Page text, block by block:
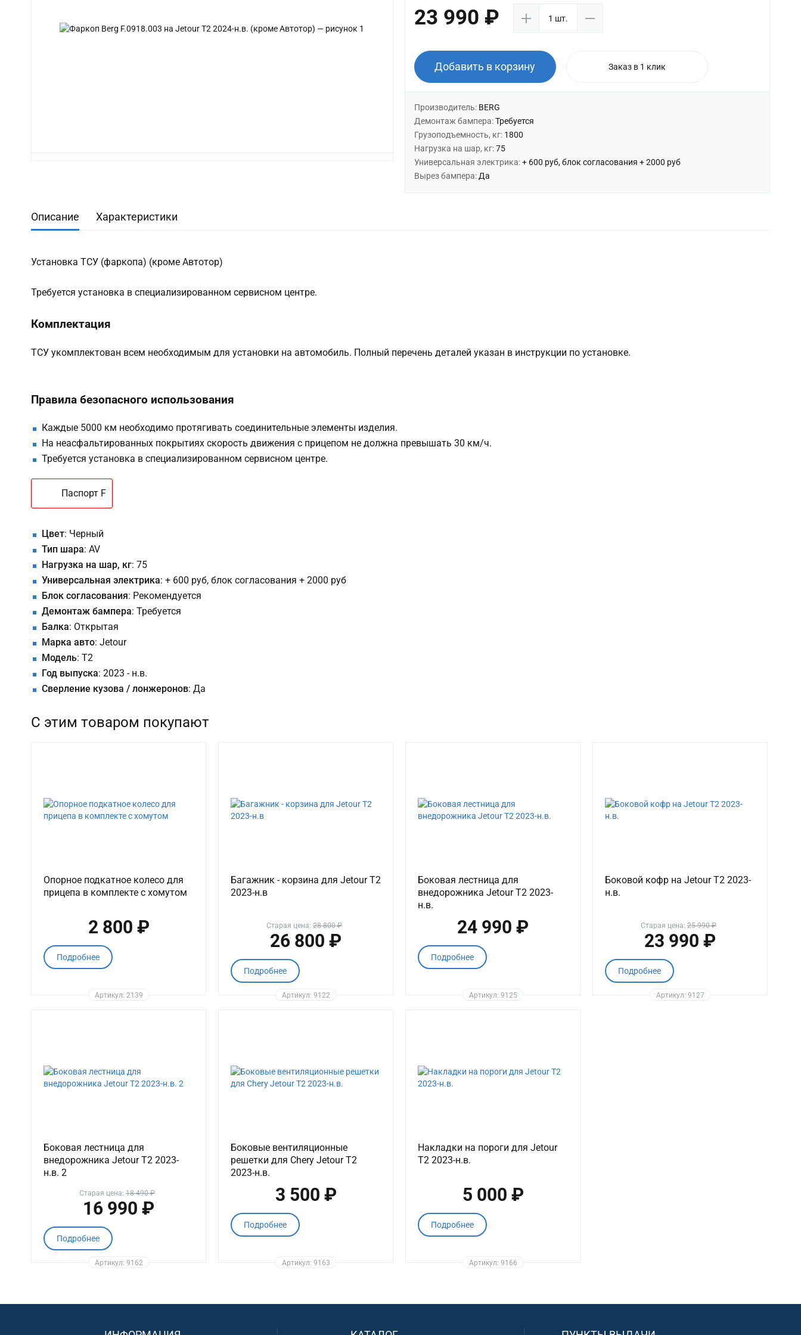
23 990 ₽
Добавить в корзину Заказ в 1 клик
Производитель: BERG
Демонтаж бампера:Требуется
Грузоподъемность, кг: 1800
Нагрузка на шар, кг:75
Универсальная электрика:+ 600 руб, блок согласования + 2000 руб
Вырез бампера: Да
Описание Характеристики
Установка ТСУ (фаркопа) (кроме Автотор)
Требуется установка в специализированном сервисном центре.
Комплектация
ТСУ укомплектован всем необходимым для установки на автомобиль. Полный перечень деталей указан в инструкции по установке.
Правила безопасного использования
Каждые 5000 км необходимо протягивать соединительные элементы изделия.
На неасфальтированных покрытиях скорость движения с прицепом не должна превышать 30 км/ч.
Требуется установка в специализированном сервисном центре.
Паспорт F
Цвет: Черный
Тип шара: AV
Нагрузка на шар, кг: 75
Универсальная электрика: + 600 руб, блок согласования + 2000 руб
Блок согласования: Рекомендуется
Демонтаж бампера: Требуется
Балка: Открытая
Марка авто: Jetour
Модель: T2
Год выпуска: 2023 - н.в.
Сверление кузова / лонжеронов: Да
С этим товаром покупают
Опорное подкатное колесо для
прицепа в комплекте с хомутом
2 800 ₽
Подробнее
Артикул: 2139
Багажник - корзина для Jetour T2
2023-н.в
Старая цена: 28 800 ₽
26 800 ₽
Подробнее
Артикул: 9122
Боковая лестница для
внедорожника Jetour T2 2023-
н.в.
24 990 ₽
Подробнее
Артикул: 9125
Боковой кофр на Jetour T2 2023-
н.в.
Старая цена: 25 990 ₽
23 990 ₽
Подробнее
Артикул: 9127
Боковая лестница для
внедорожника Jetour T2 2023-
н.в. 2
Старая цена: 18 490 ₽
16 990 ₽
Подробнее
Артикул: 9162
Боковые вентиляционные
решетки для Chery Jetour T2
2023-н.в.
3 500 ₽
Подробнее
Артикул: 9163
Накладки на пороги для Jetour
T2 2023-н.в.
5 000 ₽
Подробнее
Артикул: 9166